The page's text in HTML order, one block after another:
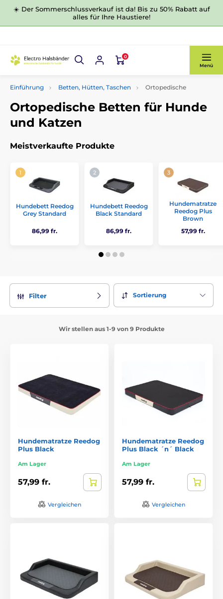
☀️ Der Sommerschlussverkauf ist da! Bis zu 50% Rabatt auf
alles für Ihre Haustiere!
0
Menü
Einführung Betten, Hütten, Taschen Ortopedische
Ortopedische Betten für Hunde
und Katzen
Meistverkaufte Produkte
Hundebett Reedog
Grey Standard
86,99 fr.
Hundebett Reedog
Black Standard
86,99 fr.
Hundematratze
Reedog Plus
Brown
57,99 fr.
Filter Sortierung
Wir stellen aus 1-9 von 9 Produkte
Hundematratze Reedog
Plus Black
Am Lager
57,99 fr.
Vergleichen
Hundematratze Reedog
Plus Black ´n´ Black
Am Lager
57,99 fr.
Vergleichen